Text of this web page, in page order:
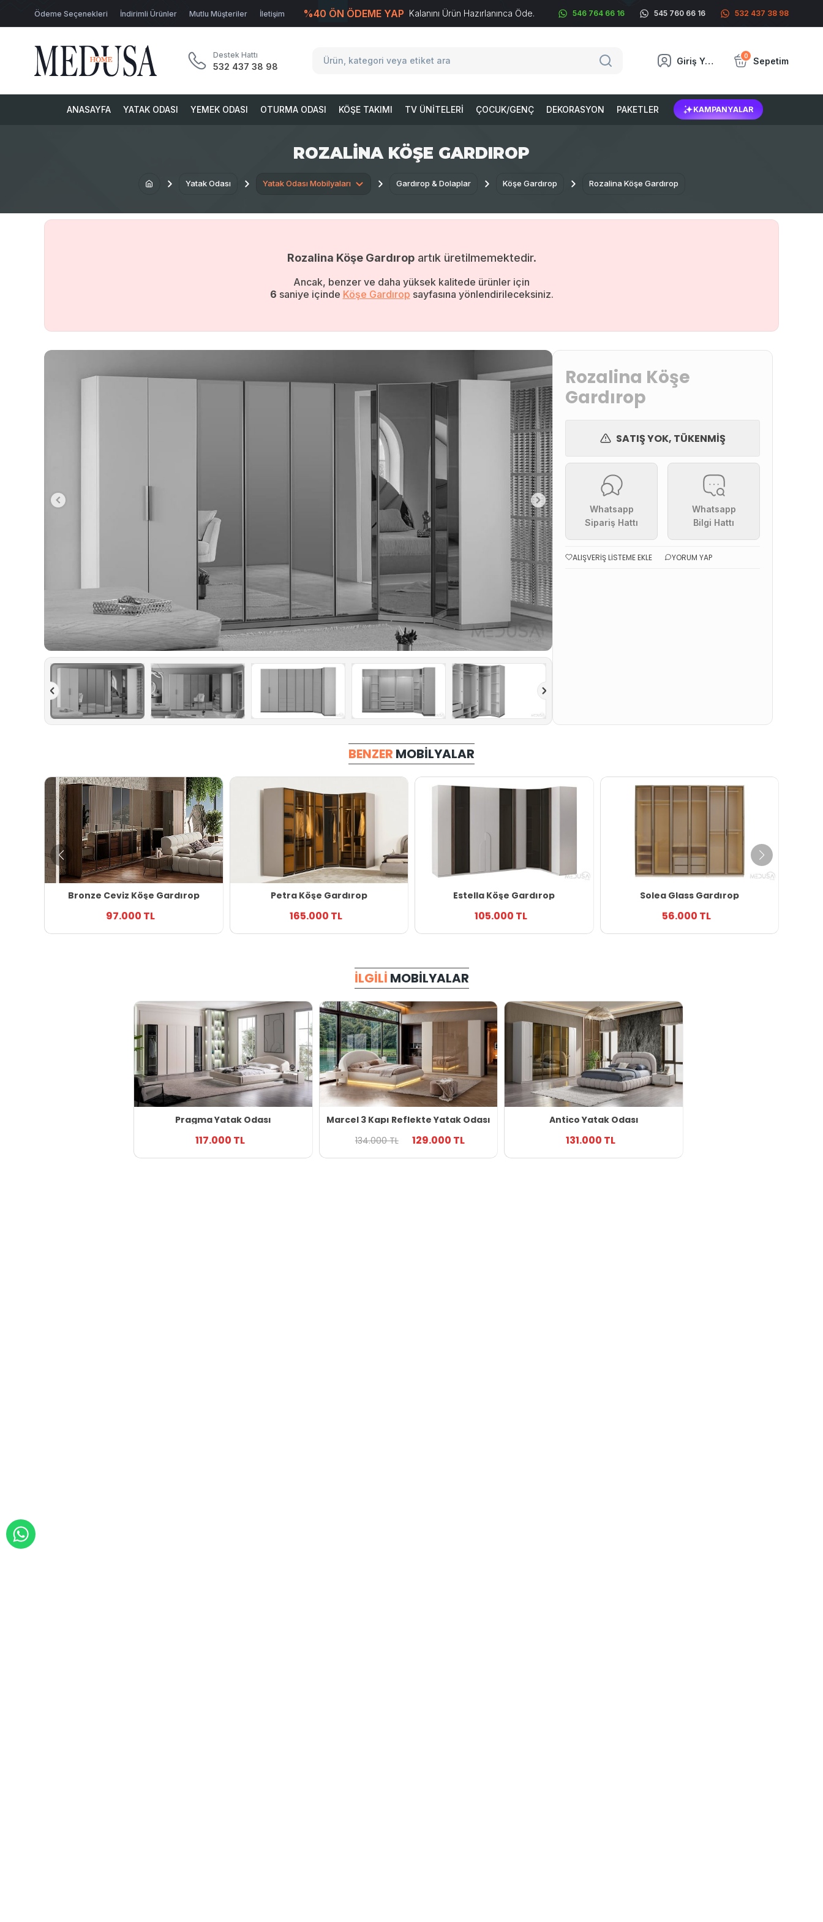
Ödeme Seçenekleri İndirimli Ürünler Mutlu Müşteriler İletişim %40 ÖN ÖDEME YAP Kalanını Ürün Hazırlanınca Öde. 546 764 66 16 545 760 66 16 532 437 38 98
Destek Hattı
532 437 38 98
Giriş Yap 0 Sepetim
ANASAYFA YATAK ODASI YEMEK ODASI OTURMA ODASI KÖŞE TAKIMI TV ÜNITELERI ÇOCUK/GENÇ DEKORASYON PAKETLER KAMPANYALAR
ROZALINA KÖŞE GARDIROP
Yatak Odası Yatak Odası Mobilyaları Gardırop & Dolaplar Köşe Gardırop Rozalina Köşe Gardırop
Rozalina Köşe Gardıropartık üretilmemektedir.
Ancak, benzer ve daha yüksek kalitede ürünler için
5 saniye içinde Köşe Gardırop sayfasına yönlendirileceksiniz.
Rozalina Köşe
Gardırop
SATIŞ YOK, TÜKENMIŞ
Whatsapp
Sipariş Hattı
Whatsapp
Bilgi Hattı
ALIŞVERIŞ LISTEME EKLE YORUM YAP
BENZER MOBILYALAR
Bronze Ceviz Köşe Gardırop
97.000 TL
Petra Köşe Gardırop
165.000 TL
Estella Köşe Gardırop
105.000 TL
Solea Glass Gardırop
56.000 TL
İLGILI MOBILYALAR
Pragma Yatak Odası
117.000 TL
Marcel 3 Kapı Reflekte Yatak Odası
134.000 TL
129.000 TL
Antico Yatak Odası
131.000 TL
T-Soft E-TicaretSistemleriyle Hazırlanmıştır.